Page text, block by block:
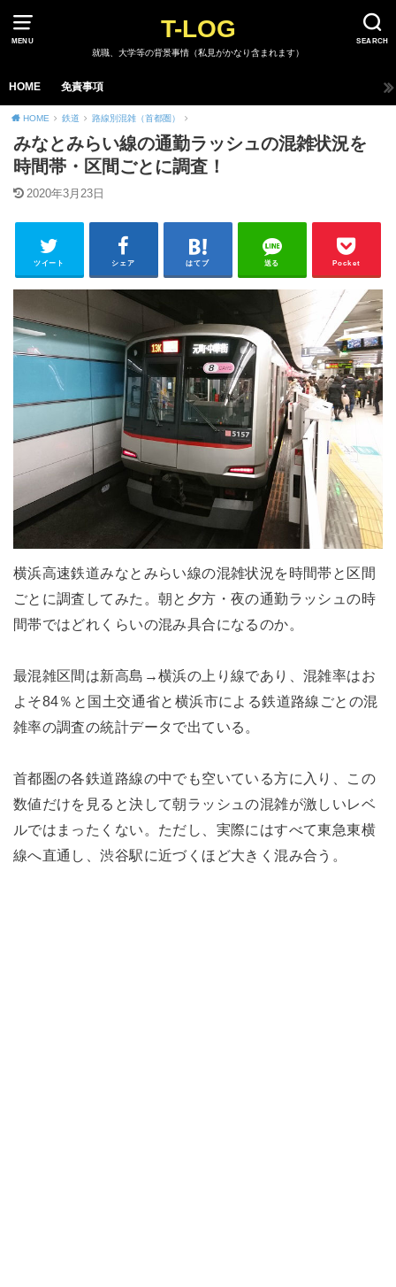
MENU SEARCH
T-LOG
就職、大学等の背景事情（私見がかなり含まれます）
HOME 免責事項
HOME 鉄道 路線別混雑（首都圏）
みなとみらい線の通勤ラッシュの混雑状況を
時間帯・区間ごとに調査！
2020年3月23日
ツイート シェア はてブ 送る Pocket
横浜高速鉄道みなとみらい線の混雑状況を時間帯と区間
ごとに調査してみた。朝と夕方・夜の通勤ラッシュの時
間帯ではどれくらいの混み具合になるのか。
最混雑区間は新高島→横浜の上り線であり、混雑率はお
よそ84％と国土交通省と横浜市による鉄道路線ごとの混
雑率の調査の統計データで出ている。
首都圏の各鉄道路線の中でも空いている方に入り、この
数値だけを見ると決して朝ラッシュの混雑が激しいレベ
ルではまったくない。ただし、実際にはすべて東急東横
線へ直通し、渋谷駅に近づくほど大きく混み合う。